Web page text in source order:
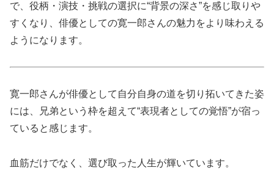
で、役柄・演技・挑戦の選択に“背景の深さ”を感じ取りや
すくなり、俳優としての寛一郎さんの魅力をより味わえる
ようになります。
寛一郎さんが俳優として自分自身の道を切り拓いてきた姿
には、兄弟という枠を超えて“表現者としての覚悟”が宿っ
ていると感じます。
血筋だけでなく、選び取った人生が輝いています。